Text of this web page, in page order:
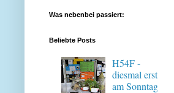
Was nebenbei passiert:
Beliebte Posts
H54F -
diesmal erst
am Sonntag